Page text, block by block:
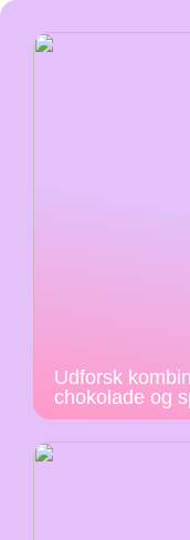
Udforsk
chokolade og